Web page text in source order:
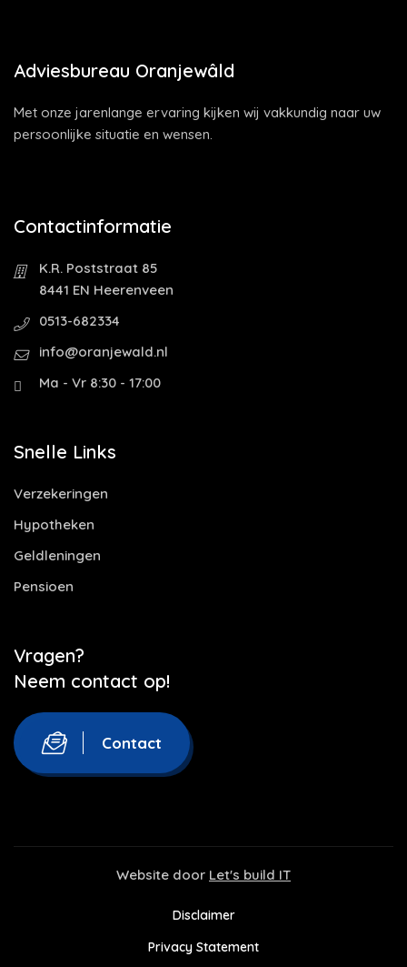
Adviesbureau Oranjewâld
Met onze jarenlange ervaring kijken wij vakkundig naar uw
persoonlijke situatie en wensen.
Contactinformatie
K.R. Poststraat 85
8441 EN Heerenveen
0513-682334
info@oranjewald.nl
Ma - Vr 8:30 - 17:00
Snelle Links
Verzekeringen
Hypotheken
Geldleningen
Pensioen
Vragen?
Neem contact op!
Contact
Website door Let's build IT
Disclaimer
Privacy Statement